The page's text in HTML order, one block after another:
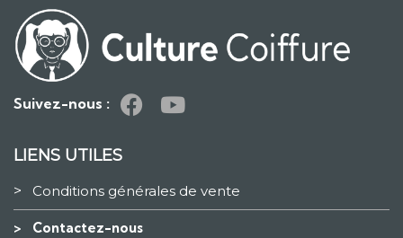
Suivez-nous :
LIENS UTILES
> Conditions générales de vente
> Contactez-nous